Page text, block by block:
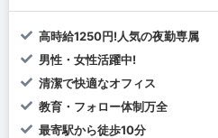
高時給1250円!人気の夜勤専属
男性・女性活躍中!
清潔で快適なオフィス
教育・フォロー体制万全
最寄駅から徒歩10分